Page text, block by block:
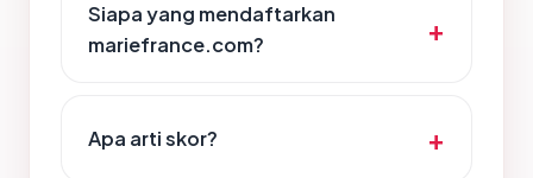
Siapa yang mendaftarkan
mariefrance.com?
Apa arti skor?